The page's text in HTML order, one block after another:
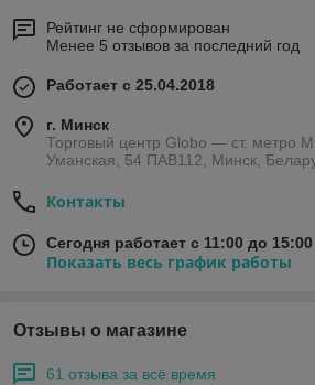
Рейтинг не сформирован
Менее 5 отзывов за последний год
Работает с 25.04.2018
г. Минск
Торговый центр Globo — ст. метро
Уманская, 54 ПАВ112, Минск,
Контакты
Сегодня работает с 11:00 до 15:00
Показать весь график работы
Отзывы о магазине
61 отзыва за всё время